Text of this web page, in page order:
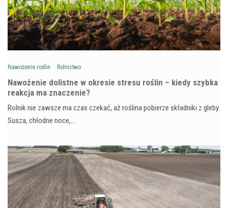
Nawożenie roślin Rolnictwo
Nawożenie dolistne w okresie stresu roślin – kiedy szybka
reakcja ma znaczenie?
Rolnik nie zawsze ma czas czekać, aż roślina pobierze składniki z gleby.
Susza, chłodne noce,…